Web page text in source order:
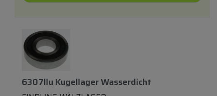
6307llu Kugellager Wasserdicht